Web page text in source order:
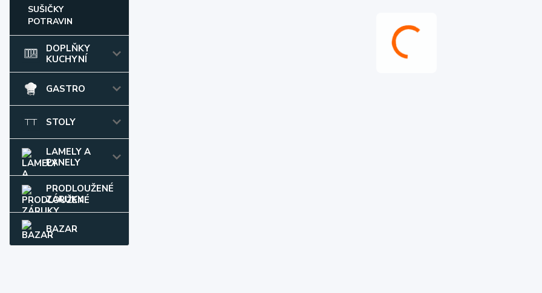
SUŠIČKY
POTRAVIN
DOPLŇKY
KUCHYNÍ
GASTRO
STOLY
LAMELY A
PANELY
PRODLOUŽENÉ
ZÁRUKY
BAZAR